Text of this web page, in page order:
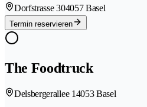
Dorfstrasse 304057 Basel
Termin reservieren
The Foodtruck
Delsbergerallee 14053 Basel